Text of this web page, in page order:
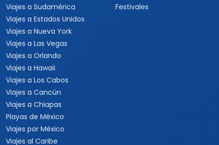
Viajes a Sudamérica
Viajes a Estados Unidos
Viajes a Nueva York
Viajes a Las Vegas
Viajes a Orlando
Viajes a Hawaii
Viajes a Los Cabos
Viajes a Cancún
Viajes a Chiapas
Playas de México
Viajes por México
Viajes al Caribe
Festivales